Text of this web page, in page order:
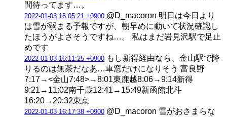
間待ってます…。
2022-01-03 16:05:21 +0900 @D_macoron 明日は今日より
は雪が弱まる予報ですが、朝早めに動いて状況確認し
たほうがよさそうですね…。 私はまだ岩見沢駅で足止
めです
2022-01-03 16:11:25 +0900 もし新得経由なら、金山駅で降
りるのは無茶だなあ…車窓だけになりそう 富良野
7:17→<金山7:48>→8:01東鹿越8:06→9:14新得
9:21→11:02南千歳12:41→15:49新函館北斗
16:20→20:32東京
2022-01-03 16:17:38 +0900 @D_macoron 雪がおさまらな